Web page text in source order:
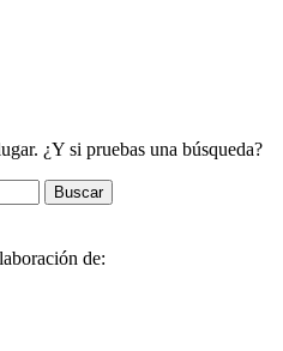
¿Y si pruebas una búsqueda?
de: